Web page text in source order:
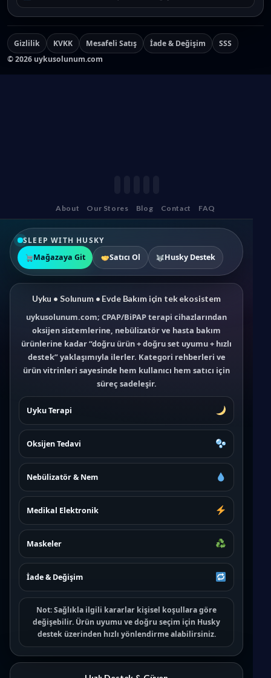
Gizlilik KVKK Mesafeli Satış İade & Değişim
SSS
©2026 uykusolunum.com
About Our Stores Blog Contact FAQ
SLEEP WITH HUSKY
Mağazaya Git
Satıcı Ol Husky Destek
Uyku • Solunum • Evde Bakım için tek ekosistem
uykusolunum.com; CPAP/BiPAP terapi cihazlarından
oksijen sistemlerine, nebülizatör ve hasta bakım
ürünlerine kadar “doğru ürün + doğru set uyumu + hızlı
destek” yaklaşımıyla ilerler. Kategori rehberleri ve
ürün vitrinleri sayesinde hem kullanıcı hem satıcı için
süreç sadeleşir.
Uyku Terapi
Oksijen Tedavi
Nebülizatör & Nem
Medikal Elektronik
Maskeler
İade & Değişim
Not:Sağlıkla ilgili kararlar kişisel koşullara göre
değişebilir. Ürün uyumu ve doğru seçim için Husky
desteküzerinden hızlı yönlendirme alabilirsiniz.